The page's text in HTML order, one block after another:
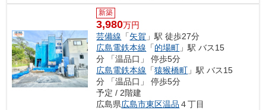
新築
3,980万円
芸備線 「矢賀 」駅 徒歩27分
広島電鉄本線 「的場町 」駅 バス15
分 「温品口」 停歩5分
広島電鉄本線 「猿猴橋町 」駅 バス15
分 「温品口」 停歩5分
予定 / 2階建
広島県広島市東区温品 ４丁目